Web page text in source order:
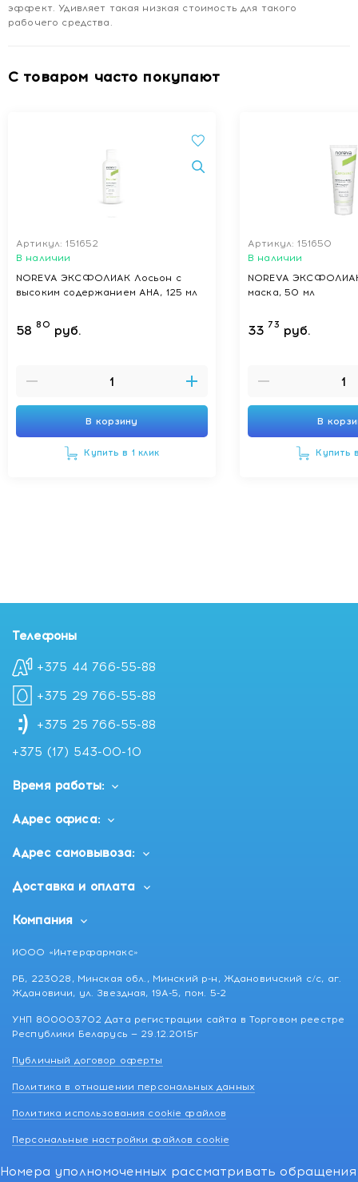
эффект. Удивляет такая низкая стоимость для такого
рабочего средства.
С товаром часто покупают
Артикул: 151652
В наличии
NOREVA ЭКСФОЛИАК Лосьон с
высоким содержанием АНА, 125 мл
58 80 руб.
В корзину
Купить в 1 клик
Артикул: 151650
В наличии
NOREVA
маска, 50 мл
33 73 руб.
В
Купить
Телефоны
+375 44 766-55-88
+375 29 766-55-88
+375 25 766-55-88
+375 (17) 543-00-10
Время работы:
Адрес офиса:
Адрес самовывоза:
Доставка и оплата
Компания
ИООО «Интерфармакс»
РБ, 223028, Минская обл., Минский р-н, Ждановичский с/с, аг.
Ждановичи, ул. Звездная, 19А-5, пом. 5-2
УНП 800003702 Дата регистрации сайта в Торговом реестре
Республики Беларусь — 29.12.2015г
Публичный договор оферты
Политика в отношении персональных данных
Политика использования cookie файлов
Персональные настройки файлов cookie
Номера уполномоченных рассматривать обращения